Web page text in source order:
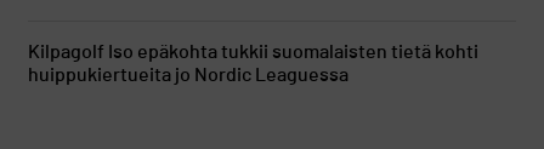
Kilpagolf Iso epäkohta tukkii suomalaisten tietä kohti
huippukiertueita jo Nordic Leaguessa